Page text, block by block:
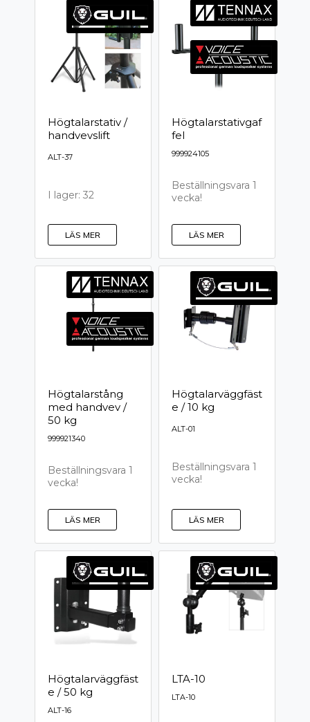
Högtalarstativ /
handvevslift
ALT-37
I lager: 32
LÄS MER
Högtalarstativgaf
fel
999924105
Beställningsvara 1
vecka!
LÄS MER
Högtalarstång
med handvev /
50 kg
999921340
Beställningsvara 1
vecka!
LÄS MER
Högtalarväggfäst
e / 10 kg
ALT-01
Beställningsvara 1
vecka!
LÄS MER
Högtalarväggfäst
e / 50 kg
ALT-16
LTA-10
LTA-10